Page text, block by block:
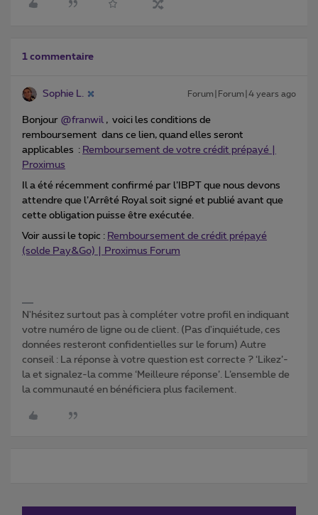
1 commentaire
Sophie L. Forum|Forum|4 years ago
Bonjour @franwil , voici les conditions de
remboursement dans ce lien, quand elles seront
applicables : Remboursement de votre crédit prépayé |
Proximus
Il a été récemment confirmé par l’IBPT que nous devons
attendre que l’Arrêté Royal soit signé et publié avant que
cette obligation puisse être exécutée.
Voir aussi le topic : Remboursement de crédit prépayé
(solde Pay&Go) | Proximus Forum
N'hésitez surtout pas à compléter votre profil en indiquant
votre numéro de ligne ou de client. (Pas d'inquiétude, ces
données resteront confidentielles sur le forum) Autre
conseil : La réponse à votre question est correcte ? ‘Likez’-
la et signalez-la comme ‘Meilleure réponse’. L’ensemble de
la communauté en bénéficiera plus facilement.